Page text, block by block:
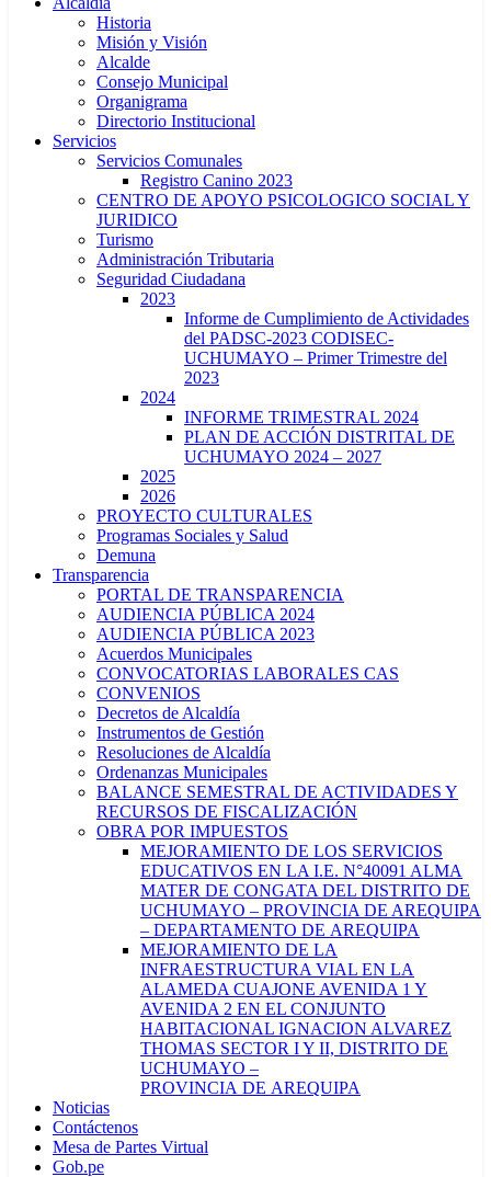
Historia
Misión y Visión
Alcalde
Consejo Municipal
Organigrama
Directorio Institucional
Servicios
Servicios Comunales
Registro Canino 2023
CENTRO DE APOYO PSICOLOGICO SOCIAL Y
JURIDICO
Turismo
Administración Tributaria
Seguridad Ciudadana
2023
Informe de Cumplimiento de Actividades
del PADSC-2023 CODISEC-
UCHUMAYO – Primer Trimestre del
2023
2024
INFORME TRIMESTRAL 2024
PLAN DE ACCIÓN DISTRITAL DE
UCHUMAYO 2024 – 2027
2025
2026
PROYECTO CULTURALES
Programas Sociales y Salud
Demuna
Transparencia
PORTAL DE TRANSPARENCIA
AUDIENCIA PÚBLICA 2024
AUDIENCIA PÚBLICA 2023
Acuerdos Municipales
CONVOCATORIAS LABORALES CAS
CONVENIOS
Decretos de Alcaldía
Instrumentos de Gestión
Resoluciones de Alcaldía
Ordenanzas Municipales
BALANCE SEMESTRAL DE ACTIVIDADES Y
RECURSOS DE FISCALIZACIÓN
OBRA POR IMPUESTOS
MEJORAMIENTO DE LOS SERVICIOS
EDUCATIVOS EN LA I.E. N°40091 ALMA
MATER DE CONGATA DEL DISTRITO DE
UCHUMAYO – PROVINCIA DE AREQUIPA
– DEPARTAMENTO DE AREQUIPA
MEJORAMIENTO DE LA
INFRAESTRUCTURA VIAL EN LA
ALAMEDA CUAJONE AVENIDA 1 Y
AVENIDA 2 EN EL CONJUNTO
HABITACIONAL IGNACION ALVAREZ
THOMAS SECTOR I Y II, DISTRITO DE
UCHUMAYO –
PROVINCIA DE AREQUIPA
Noticias
Contáctenos
Mesa de Partes Virtual
Gob.pe